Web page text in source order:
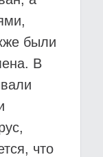
были
В
что